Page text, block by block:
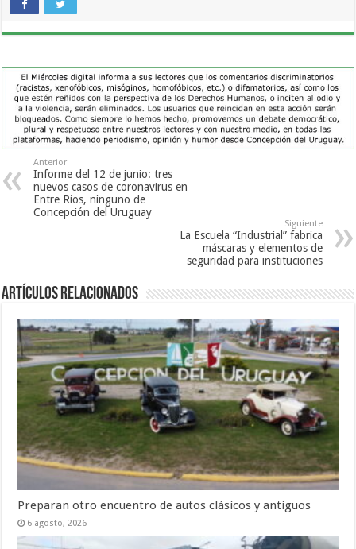
Anterior
Informe del 12 de junio: tres
nuevos casos de coronavirus en
Entre Ríos, ninguno de
Concepción del Uruguay
Siguiente
La Escuela “Industrial” fabrica
máscaras y elementos de
seguridad para instituciones
Artículos Relacionados
Preparan otro encuentro de autos clásicos y antiguos
6 agosto, 2026